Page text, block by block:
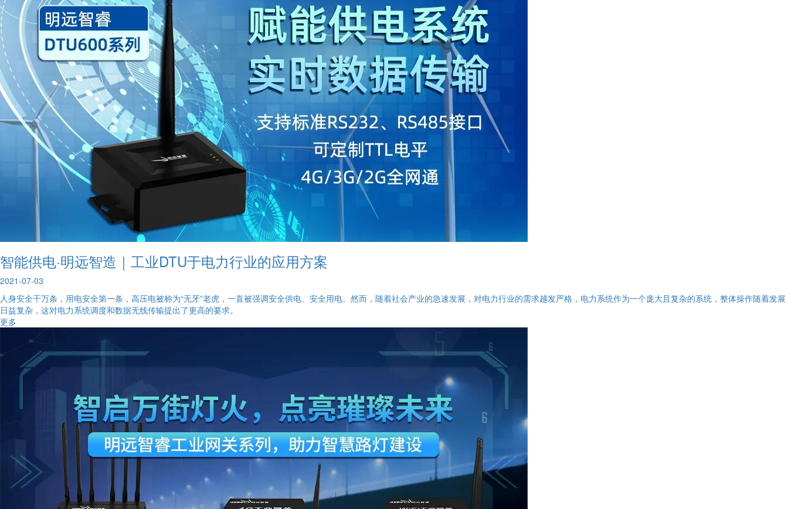
智能供电·明远智造｜工业DTU于电力行业的应用方案
2021-07-03
人身安全千万条，用电安全第一条，高压电被称为“无牙”老虎，一直被强调安全供电、安全用电。然而，随着社会产业的急速发展，对电力行业的需求越发严格，电力系统作为一个庞大且复杂的系统，整体操作随着发展
日益复杂，这对电力系统调度和数据无线传输提出了更高的要求。
更多